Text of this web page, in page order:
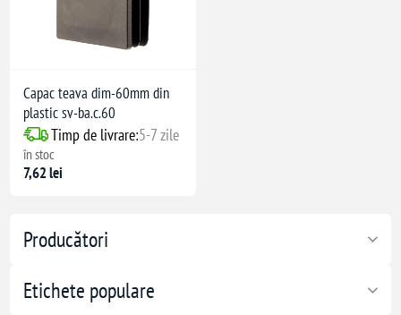
Producători
Etichete populare
Capac teava dim-60mm din
plastic sv-ba.c.60
Timp de livrare:5-7 zile
în stoc
7,62 lei